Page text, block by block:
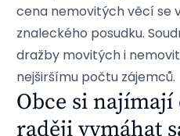
cena nemovitých věcí se
znaleckého posudku.
dražby movitých i
nejširšímu počtu zájemců.
Obce si
raději vymáhat